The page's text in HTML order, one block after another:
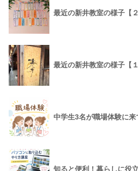
最近の新井教室の様子【２
最近の新井教室の様子【１
中学生3名が職場体験に来
知ると便利！暮らしに役